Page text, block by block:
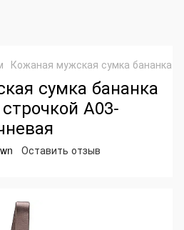
Кожаная мужская сумка бананка
сумка бананка
А03-
Оставить отзыв